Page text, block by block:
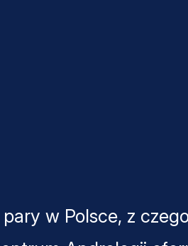
w Polsce, z